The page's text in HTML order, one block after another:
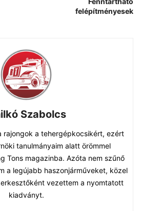
felépítményesek
Szabolcs
rajongok a tehergépkocsikért, ezért
tanulmányaim alatt örömmel
Tons magazinba. Azóta nem szűnő
a legújabb haszonjárműveket, közel
vezettem a nyomtatott
kiadványt.